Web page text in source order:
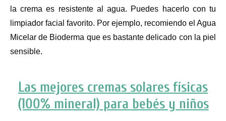
la crema es resistente al agua. Puedes hacerlo con tu
limpiador facial favorito. Por ejemplo, recomiendo el Agua
Micelar de Bioderma que es bastante delicado con la piel
sensible.
Las mejores cremas solares físicas
(100% mineral) para bebés y niños